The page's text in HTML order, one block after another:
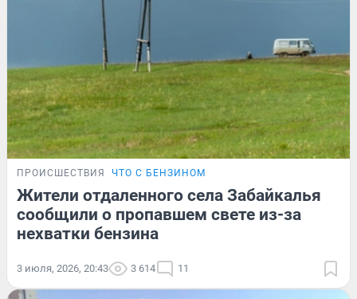
ПРОИСШЕСТВИЯ ЧТО С БЕНЗИНОМ
Жители отдаленного села Забайкалья
сообщили о пропавшем свете из-за
нехватки бензина
3 июля, 2026, 20:43 3 614 11